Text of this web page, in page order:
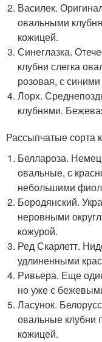
Василек.
овальными
кожицей.
Синеглазка.
клубни слегка
розовая, с синими
Лорх.
клубнями.
Рассыпчатые сорта
Беллароза.
овальные, с
небольшими
Бородянский.
неровными
кожурой.
Ред Скарлетт.
удлиненными
Ривьера. Еще
но уже с
Ласунок.
овальные клубни
кожицей.